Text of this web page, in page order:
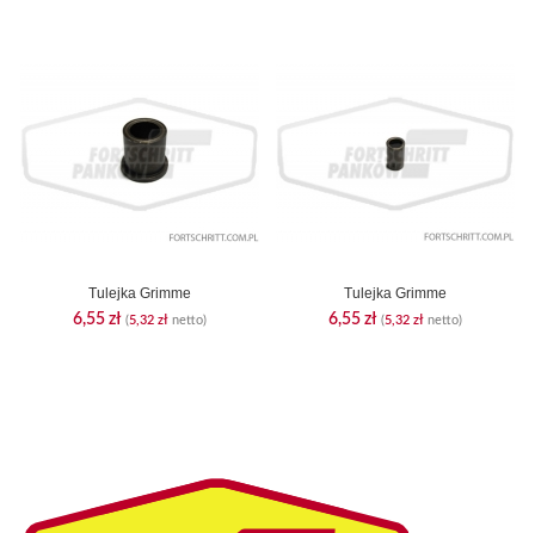
Tulejka Grimme
6,55 zł (5,32 zł netto)
Tulejka Grimme
6,55 zł (5,32 zł netto)